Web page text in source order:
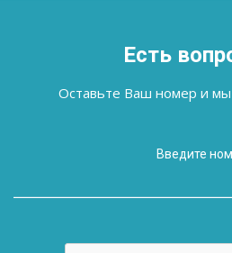
Есть
Оставьте Ваш номер и